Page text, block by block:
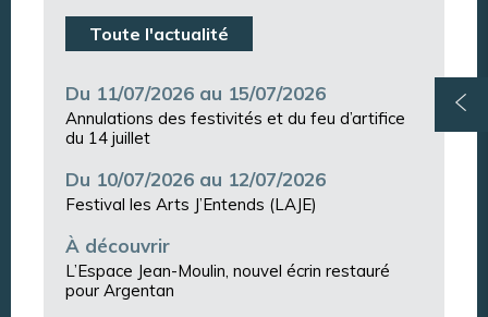
Toute l'actualité
Du 11/07/2026 au 15/07/2026
Annulations des festivités et du feu d’artifice
du 14 juillet
Du 10/07/2026 au 12/07/2026
Festival les Arts J’Entends (LAJE)
À découvrir
L’Espace Jean-Moulin, nouvel écrin restauré
pour Argentan